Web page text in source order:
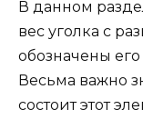
В данном
вес уголка с
обозначены
Весьма важно
состоит этот